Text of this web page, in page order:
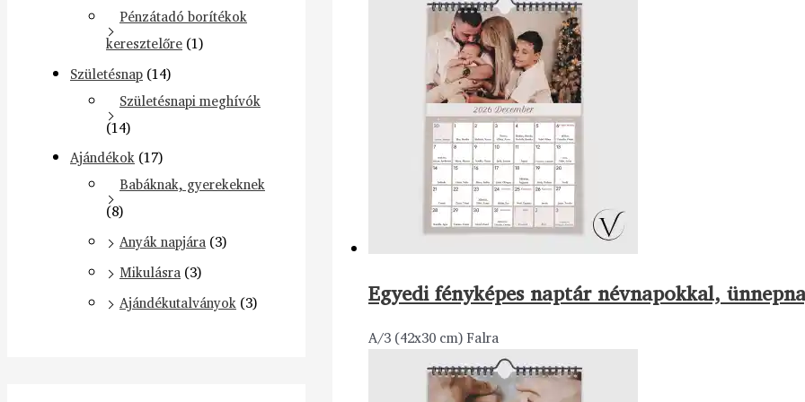
Pénzátadó borítékok
keresztelőre (1)
Születésnap (14)
Születésnapi meghívók
(14)
Ajándékok (17)
Babáknak, gyerekeknek
(8)
Anyák napjára (3)
Mikulásra (3)
Ajándékutalványok (3) Egyedi fényképes naptár névnapokkal,
A/3 (42x30 cm) Falra